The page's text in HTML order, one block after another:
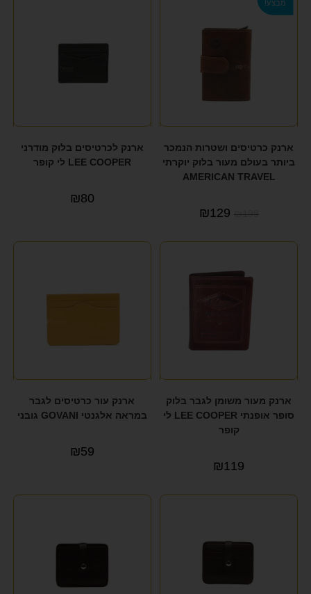
מבצע!
ארנק כרטיסים ושטרות הנמכר
ביותר בעולם מעור בלוק יוקרתי
AMERICAN TRAVEL
₪199
₪129
ארנק לכרטיסים בלוק מודרני
LEE COOPER לי קופר
₪80
ארנק מעור משומן לגבר בלוק
סופר אופנתי LEE COOPER לי
קופר
₪119
ארנק עור כרטיסים לגבר
במראה אלגנטי GOVANI גובני
₪59